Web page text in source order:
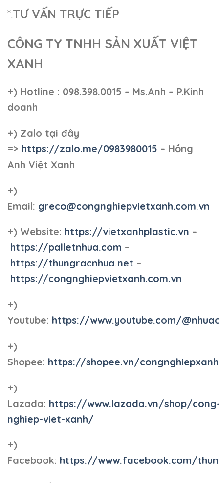
*.TƯ VẤN TRỰC TIẾP
CÔNG TY TNHH SẢN XUẤT VIỆT
XANH
+) Hotline : 098.398.0015 – Ms.Anh – P.Kinh
doanh
+) Zalo tại đây
=> https://zalo.me/0983980015 – Hồng
Anh Việt Xanh
+)
Email: greco@congnghiepvietxanh.com.vn
+) Website: https://vietxanhplastic.vn –
https://palletnhua.com –
https://thungracnhua.net –
https://congnghiepvietxanh.com.vn
+)
Youtube: https://www.youtube.com/
+)
Shopee: https://shopee.vn/
+)
Lazada: https://www.lazada.vn/shop/
nghiep-viet-xanh/
+)
Facebook: https://www.facebook.com/